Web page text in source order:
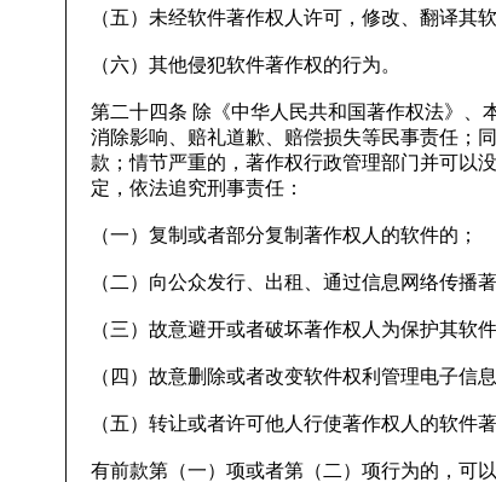
（五）未经软件著作权人许可，修改、翻译其软
（六）其他侵犯软件著作权的行为。
第二十四条 除《中华人民共和国著作权法》、
消除影响、赔礼道歉、赔偿损失等民事责任；
款；情节严重的，著作权行政管理部门并可以
定，依法追究刑事责任：
（一）复制或者部分复制著作权人的软件的；
（二）向公众发行、出租、通过信息网络传播
（三）故意避开或者破坏著作权人为保护其软
（四）故意删除或者改变软件权利管理电子信息
（五）转让或者许可他人行使著作权人的软件著
有前款第（一）项或者第（二）项行为的，可